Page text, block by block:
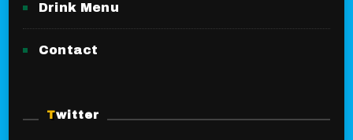
Drink Menu
Contact
Twitter